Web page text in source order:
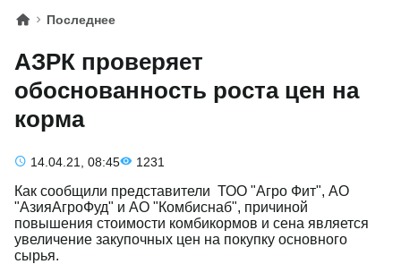
Последнее
АЗРК проверяет
обоснованность роста цен на
корма
14.04.21, 08:45 1231
Как сообщили представители ТОО "Агро Фит", АО
"АзияАгроФуд" и АО "Комбиснаб", причиной
повышения стоимости комбикормов и сена является
увеличение закупочных цен на покупку основного
сырья.